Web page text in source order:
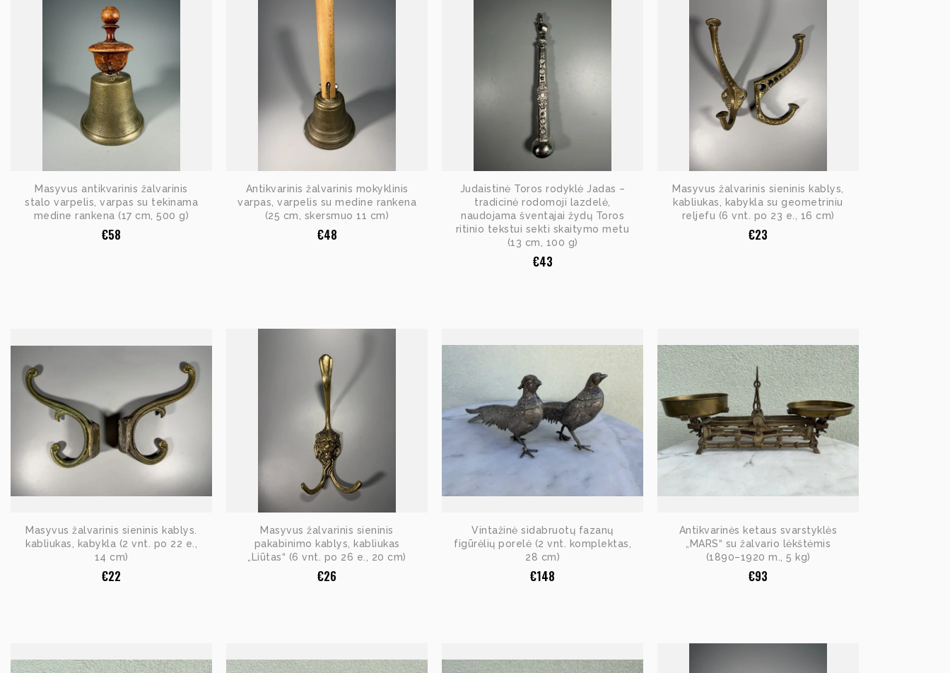
Masyvus antikvarinis žalvarinis
stalo varpelis, varpas su tekinama
medine rankena (17 cm, 500 g)
€58
Antikvarinis žalvarinis mokyklinis
varpas, varpelis su medine rankena
(25 cm, skersmuo 11 cm)
€48
Judaistinė Toros rodyklė Jadas –
tradicinė rodomoji lazdelė,
naudojama šventajai žydų Toros
ritinio tekstui sekti skaitymo metu
(13 cm, 100 g)
€43
Masyvus žalvarinis sieninis kablys,
kabliukas, kabykla su geometriniu
reljefu (6 vnt. po 23 e., 16 cm)
€23
Masyvus žalvarinis sieninis kablys.
kabliukas, kabykla (2 vnt. po 22 e.,
14 cm)
€22
Masyvus žalvarinis sieninis
pakabinimo kablys, kabliukas
„Liūtas“ (6 vnt. po 26 e., 20 cm)
€26
Vintažinė sidabruotų fazanų
figūrėlių porelė (2 vnt. komplektas,
28 cm)
€148
Antikvarinės ketaus svarstyklės
„MARS“ su žalvario lėkštėmis
(1890–1920 m., 5 kg)
€93